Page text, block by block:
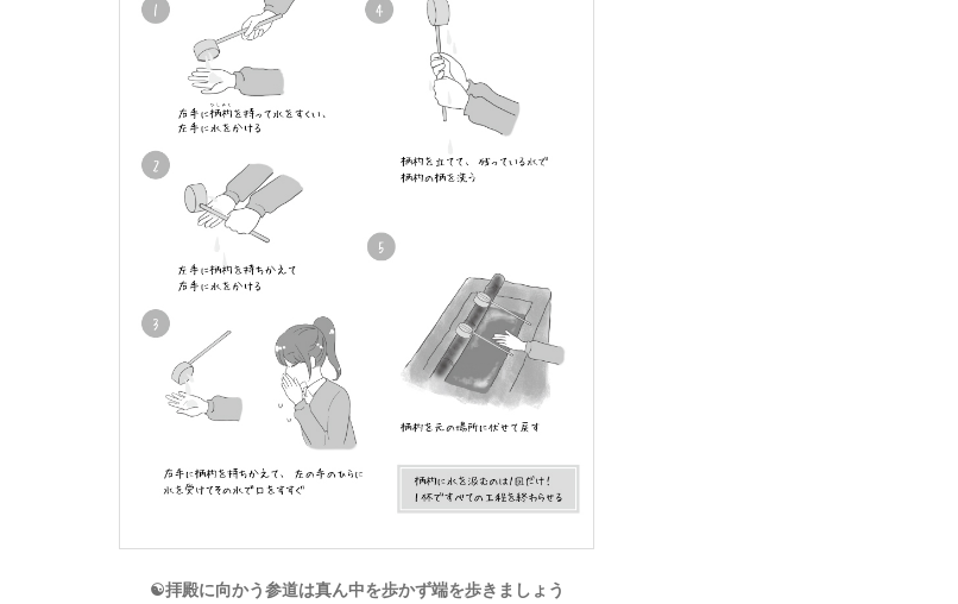
☯拝殿に向かう参道は真ん中を歩かず端を歩きましょう